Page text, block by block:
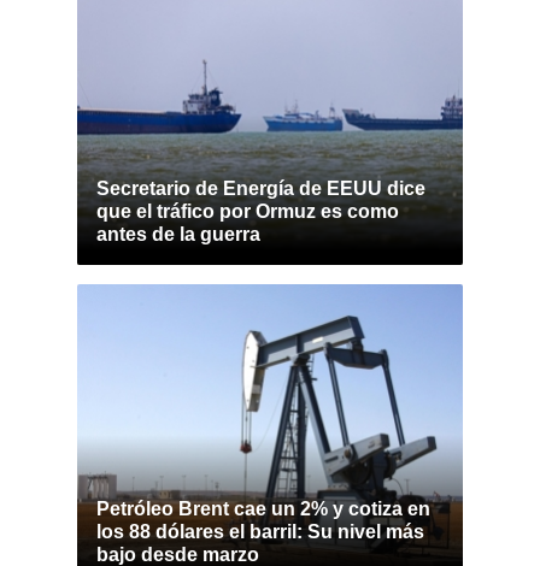
Secretario de Energía de EEUU dice
que el tráfico por Ormuz es como
antes de la guerra
Petróleo Brent cae un 2% y cotiza en
los 88 dólares el barril: Su nivel más
bajo desde marzo